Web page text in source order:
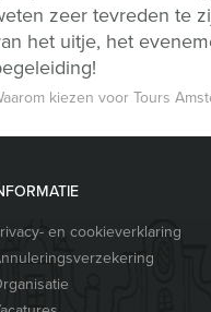
zeer tevreden te
het uitje, het
kiezen voor Tours
en cookieverklaring